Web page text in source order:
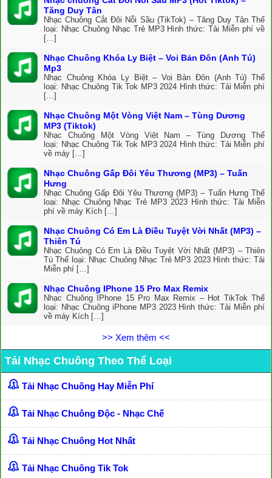
Tăng Duy Tân
Nhạc Chuông Cắt Đôi Nỗi Sầu (TikTok) – Tăng Duy Tân Thể
loại: Nhạc Chuông Nhạc Trẻ MP3 Hình thức: Tải Miễn phí về
[…]
Nhạc Chuông Khóa Ly Biệt – Voi Bản Đôn (Anh Tú)
Mp3
Nhạc Chuông Khóa Ly Biệt – Voi Bản Đôn (Anh Tú) Thể
loại: Nhạc Chuông Tik Tok MP3 2024 Hình thức: Tải Miễn phí
[…]
Nhạc Chuông Một Vòng Việt Nam – Tùng Dương
MP3 (Tiktok)
Nhạc Chuông Một Vòng Việt Nam – Tùng Dương Thể
loại: Nhạc Chuông Tik Tok MP3 2024 Hình thức: Tải Miễn phí
về máy […]
Nhạc Chuông Gấp Đôi Yêu Thương (MP3) – Tuấn
Hưng
Nhạc Chuông Gấp Đôi Yêu Thương (MP3) – Tuấn Hưng Thể
loại: Nhạc Chuông Nhạc Trẻ MP3 2023 Hình thức: Tải Miễn
phí về máy Kích […]
Nhạc Chuông Có Em Là Điều Tuyệt Vời Nhất (MP3) –
Thiên Tú
Nhạc Chuông Có Em Là Điều Tuyệt Vời Nhất (MP3) – Thiên
Tú Thể loại: Nhạc Chuông Nhạc Trẻ MP3 2023 Hình thức: Tải
Miễn phí […]
Nhạc Chuông IPhone 15 Pro Max Remix
Nhạc Chuông IPhone 15 Pro Max Remix – Hot TikTok Thể
loại: Nhạc Chuông iPhone MP3 2023 Hình thức: Tải Miễn phí
về máy Kích […]
>> Xem thêm <<
Tải Nhạc Chuông Theo Thể Loại
Tải Nhạc Chuông Hay Miễn Phí
Tải Nhạc Chuông Độc - Nhạc Chế
Tải Nhạc Chuông Hot Nhất
Tải Nhạc Chuông Tik Tok